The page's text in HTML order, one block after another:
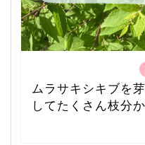
ムラサキシキブを
してたくさん枝分